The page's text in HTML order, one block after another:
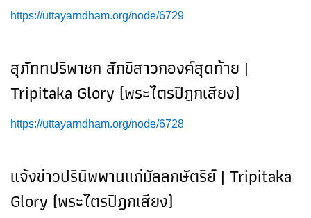
https://uttayarndham.org/node/6729
สุภัททปริพาชก สักขิสาวกองค์สุดท้าย |
Tripitaka Glory (พระไตรปิฎกเสียง)
https://uttayarndham.org/node/6728
แจ้งข่าวปรินิพพานแก่มัลลกษัตริย์ | Tripitaka
Glory (พระไตรปิฎกเสียง)